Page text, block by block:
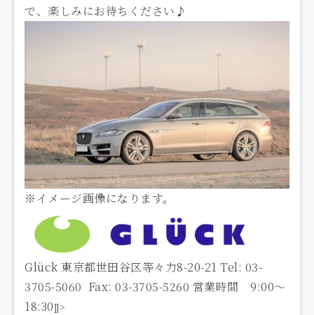
で、楽しみにお待ちください♪
※イメージ画像になります。
Glück 東京都世田谷区等々力8-20-21 Tel: 03-
3705-5060 Fax: 03-3705-5260 営業時間 9:00〜
18:30]]>